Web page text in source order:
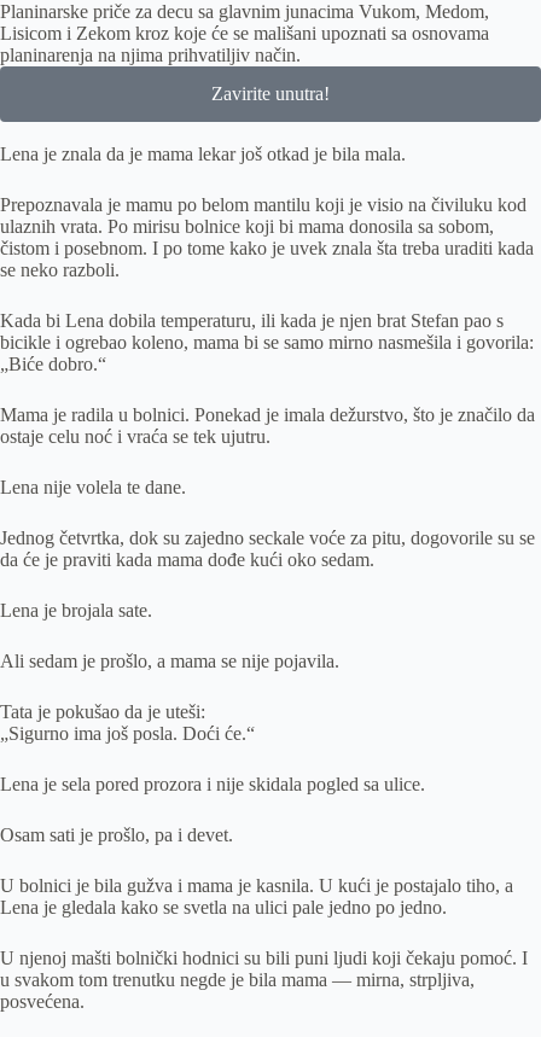
Planinarske priče za decu sa glavnim junacima Vukom, Medom,
Lisicom i Zekom kroz koje će se mališani upoznati sa osnovama
planinarenja na njima prihvatiljiv način.
Zavirite unutra!
Lena je znala da je mama lekar još otkad je bila mala.
Prepoznavala je mamu po belom mantilu koji je visio na čiviluku kod
ulaznih vrata. Po mirisu bolnice koji bi mama donosila sa sobom,
čistom i posebnom. I po tome kako je uvek znala šta treba uraditi kada
se neko razboli.
Kada bi Lena dobila temperaturu, ili kada je njen brat Stefan pao s
bicikle i ogrebao koleno, mama bi se samo mirno nasmešila i govorila:
„Biće dobro.“
Mama je radila u bolnici. Ponekad je imala dežurstvo, što je značilo da
ostaje celu noć i vraća se tek ujutru.
Lena nije volela te dane.
Jednog četvrtka, dok su zajedno seckale voće za pitu, dogovorile su se
da će je praviti kada mama dođe kući oko sedam.
Lena je brojala sate.
Ali sedam je prošlo, a mama se nije pojavila.
Tata je pokušao da je uteši:
„Sigurno ima još posla. Doći će.“
Lena je sela pored prozora i nije skidala pogled sa ulice.
Osam sati je prošlo, pa i devet.
U bolnici je bila gužva i mama je kasnila. U kući je postajalo tiho, a
Lena je gledala kako se svetla na ulici pale jedno po jedno.
U njenoj mašti bolnički hodnici su bili puni ljudi koji čekaju pomoć. I
u svakom tom trenutku negde je bila mama — mirna, strpljiva,
posvećena.